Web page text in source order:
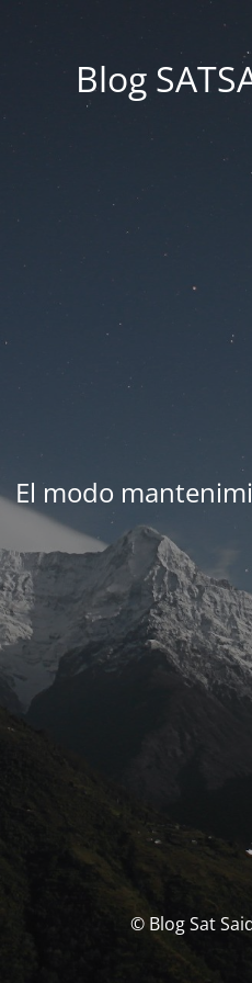
Blog
El modo
© Blog Sat